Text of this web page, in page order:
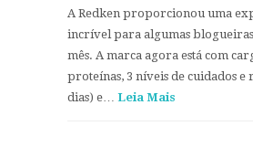
A Redken proporcionou uma
incrível para algumas
mês. A marca agora está com
proteínas, 3 níveis de cuidados e
dias) e… Leia Mais